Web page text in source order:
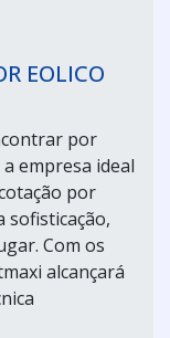
EOLICO
por
empresa ideal
por
sofisticação,
Com os
alcançará